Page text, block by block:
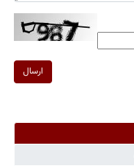
ارسال